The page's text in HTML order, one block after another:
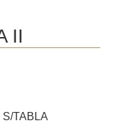
II
S/TABLA